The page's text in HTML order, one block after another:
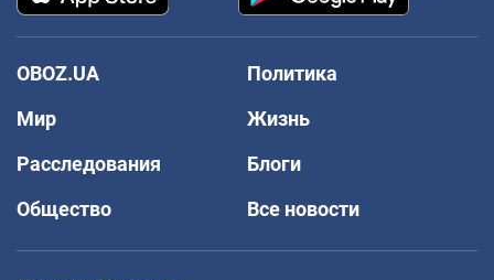
OBOZ.UA
Политика
Мир
Жизнь
Расследования
Блоги
Общество
Все новости